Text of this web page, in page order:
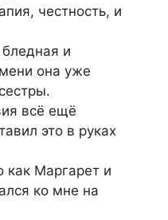
честность, и
и
она уже
всё ещё
это в руках
как Маргарет и
ко мне на